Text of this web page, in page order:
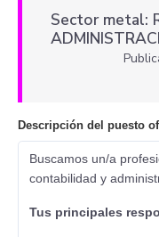
Sector metal:
Descripción del puesto
Buscamos un/a
contabilidad y
Tus principales